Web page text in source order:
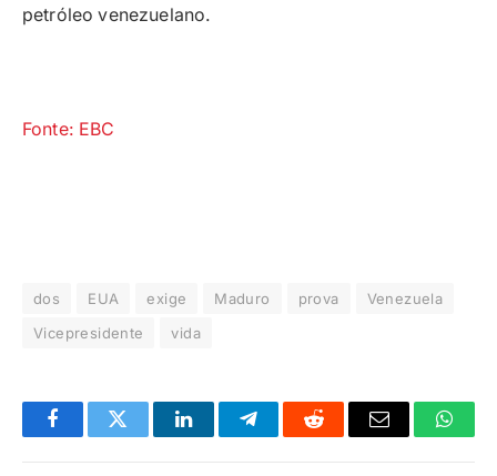
petróleo venezuelano.
Fonte: EBC
dos EUA exige Maduro prova
Venezuela
Vicepresidente
vida
FacebookTwitter LinkedInTelegramaReddit
E-